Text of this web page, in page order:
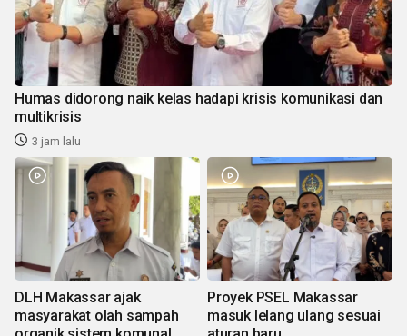
Humas didorong naik kelas hadapi krisis komunikasi dan
multikrisis
3 jam lalu
DLH Makassar ajak
masyarakat olah sampah
Proyek PSEL Makassar
masuk lelang ulang sesuai